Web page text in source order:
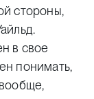
стороны,
в свое
понимать,